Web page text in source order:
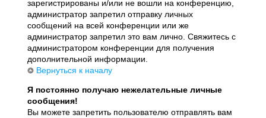
зарегистрированы и/или не вошли на конференцию,
администратор запретил отправку личных
сообщений на всей конференции или же
администратор запретил это вам лично. Свяжитесь с
администратором конференции для получения
дополнительной информации.
Вернуться к началу
Я постоянно получаю нежелательные личные
сообщения!
Вы можете запретить пользователю отправлять вам